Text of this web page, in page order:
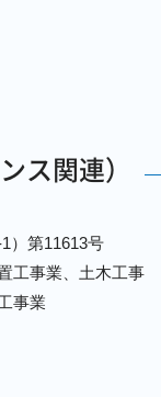
ス関連）
）第11613号
工事業、土木工事
事業